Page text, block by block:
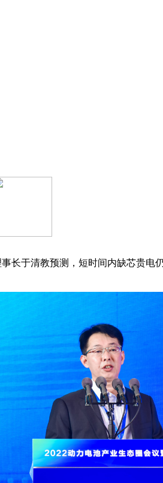
长于清教预测，短时间内缺芯贵